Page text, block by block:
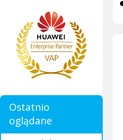
Ostatnio
oglądane